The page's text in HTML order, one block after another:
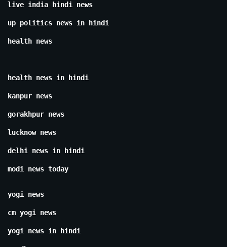
live india hindi news
up politics news in hindi
health news
health news in hindi
kanpur news
gorakhpur news
lucknow news
delhi news in hindi
modi news today
yogi news
cm yogi news
yogi news in hindi